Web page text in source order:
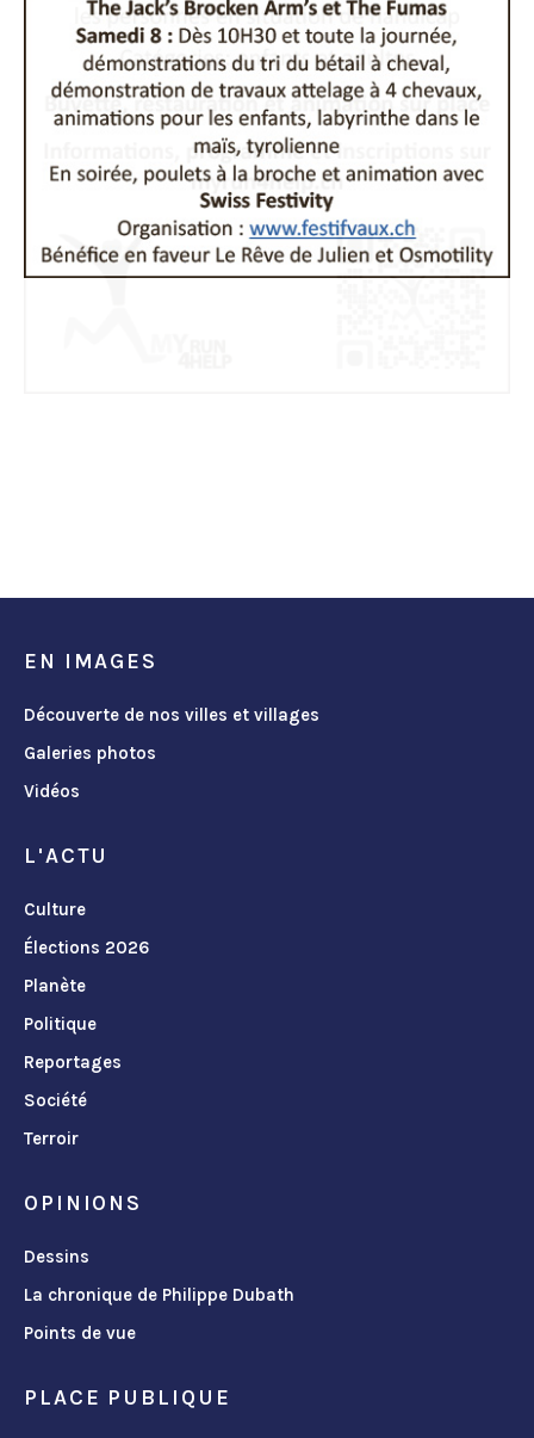
EN IMAGES
Découverte de nos villes et villages
Galeries photos
Vidéos
L'ACTU
Culture
Élections 2026
Planète
Politique
Reportages
Société
Terroir
OPINIONS
Dessins
La chronique de Philippe Dubath
Points de vue
PLACE PUBLIQUE